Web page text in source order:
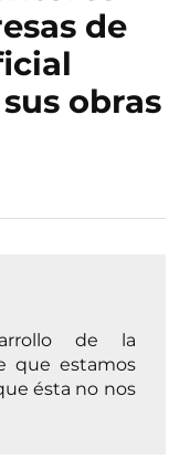
de
obras
de la
que estamos
ésta no nos